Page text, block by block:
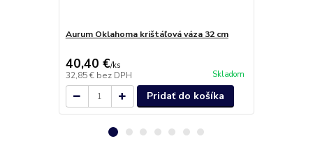
Aurum Oklahoma krištáľová váza 32 cm
40,40 €/ks
32,85 € bez DPH Skladom
Pridať do košíka